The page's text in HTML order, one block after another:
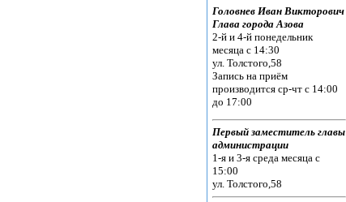
Головнев Иван Викторович
Глава города Азова
2-й и 4-й понедельник
месяца c 14:30
ул. Толстого,58
Запись на приём
производится ср-чт с 14:00
до 17:00
Первый заместитель главы
администрации
1-я и 3-я среда месяца c
15:00
ул. Толстого,58